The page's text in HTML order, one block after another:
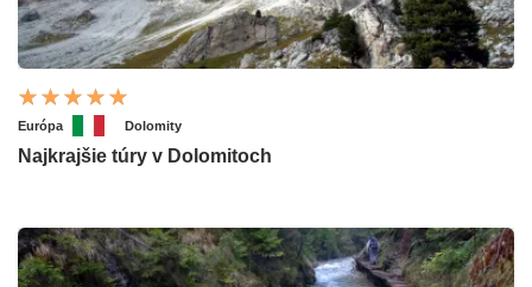
Európa Dolomity
Najkrajšie túry v Dolomitoch